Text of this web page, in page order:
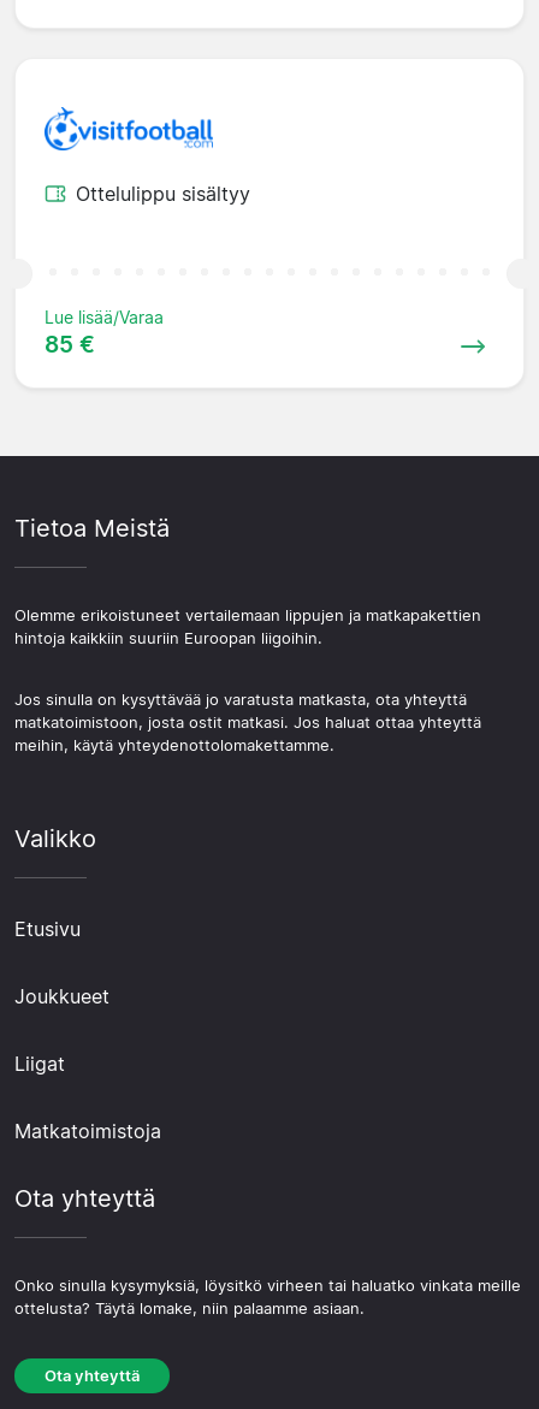
Ottelulippu sisältyy
Lue lisää/Varaa
85 €
Tietoa Meistä
Olemme erikoistuneet vertailemaan lippujen ja matkapakettien
hintoja kaikkiin suuriin Euroopan liigoihin.
Jos sinulla on kysyttävää jo varatusta matkasta, ota yhteyttä
matkatoimistoon, josta ostit matkasi. Jos haluat ottaa yhteyttä
meihin, käytä yhteydenottolomakettamme.
Valikko
Etusivu
Joukkueet
Liigat
Matkatoimistoja
Ota yhteyttä
Onko sinulla kysymyksiä, löysitkö virheen tai haluatko vinkata meille
ottelusta? Täytä lomake, niin palaamme asiaan.
Ota yhteyttä